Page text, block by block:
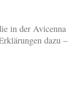
in der Avicenna
dazu –